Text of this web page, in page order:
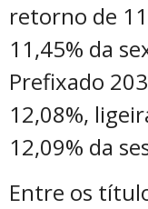
retorno de
11,45% da
Prefixado
12,08%,
12,09% da
Entre os